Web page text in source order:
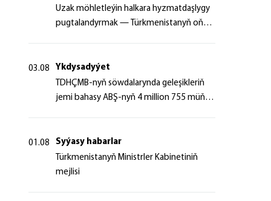
Uzak möhletleýin halkara hyzmatdaşlygy
pugtalandyrmak — Türkmenistanyň oňyn
03.08
Ykdysadyýet
TDHÇMB-nyň söwdalarynda geleşikleriň
jemi bahasy ABŞ-nyň 4 million 755 müň
01.08
Syýasy habarlar
Türkmenistanyň Ministrler Kabinetiniň
mejlisi